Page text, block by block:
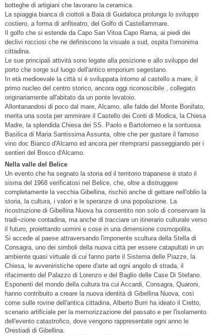
botteghe di artigiani che lavorano la ceramica.
La spiaggia bianca di ciottoli a Baia di Guidaloca prolunga lo sviluppo
costiero, a forma di anfiteatro, del Golfo di Castellammare.
Il golfo che si estende da Capo San Vitoa Capo Rama, ai piedi dei
declivi rocciosi che ne definiscono la visuale a sud, ospita l'omonima
cittadina.
Le sue principali attività sono legate alla posizione e allo sviluppo del
porto che sorge sul luogo dell'antico emporium segestano.
In età medioevale la città si è sviluppata intorno al castello a mare, il
primo nucleo del centro storico, ancora oggi riconoscibile , collegato
originariamente all'abitato da un ponte levatoio.
Allontanandosi di poco dal mare, Alcamo, alle falde del Monte Bonifato,
merita una sosta per ammirare il Castello dei Conti di Modica, la Chiesa
Madre, la splendida Chiesa dei SS. Paolo e Bartolomeo e la sontuosa
Basilica di Maria Santissima Assunta, oltre che per gustare il famoso
vino doc Bianco d'Alcamo ed ancora per ritemprarsi passeggiando per i
sentieri del Bosco d'Alcamo.
Nella valle del Belice
Un evento che ha segnato la storia ed il territorio trapanese è stato il
sisma del 1968 verificatosi nel Belice, che, oltre a distruggere
completamente la vecchia Gibellina, rischiò anche di gettare nell'oblio la
storia, la cultura, i valori e le speranze di una popolazione. La
ricostruzione di Gibellina Nuova ha consentito non solo di conservare la
tradi¬zione contadina, ma anche di tracciare un itinerario culturale verso
il futuro, proiettando uomini e cose in una dimensione cosmopolita.
Si accede al paese attraversando l'imponente scultura della Stella di
Consagra, uno dei simboli della nuova città per essere catapultati in un
ambiente quasi virtuale di cui fanno parte il Sistema delle Piazze, la
Chiesa, le avveniristiche opere d'arte ad ogni angolo di strada, il
rifacimento del Palazzo di Lorenzo e del Baglio delle Case Di Stefano.
Esponenti del mondo della cultura tra cui Accardi, Consagra, Quaroni,
hanno contribuito a creare la nuova identità di Gibellina Nuova, così
come sulle rovine dell'antica cittadina, Alberto Burri ha ideato il Cretto,
scenario artificiale per la memorizzazione del passato e per l'isolamento
dell'evento catastrofico, dove vengono rappresentate ogni anno le
Orestiadi di Gibellina.